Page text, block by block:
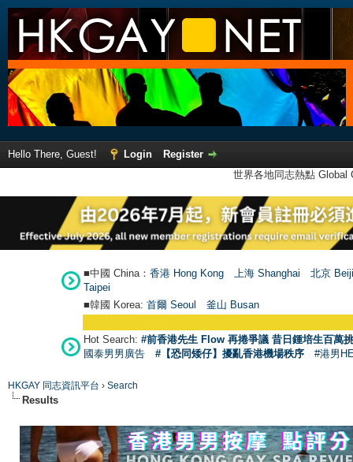
Hello There, Guest! Login
Register
世界各地同志熱點
■中國 China： 香港 Hong Kong 上海 Shanghai
北京
Taipei
■韓國 Korea: 首爾 Seoul 釜山 Busan
Hot Search: #前香港先生 Flow 再捲爭議 昔日鍾培生百萬
國泰男男廣告
#【恐同矮仔】擾亂香港機場秩序 #港男
HKGAY 同志資訊平台 › Search
Results